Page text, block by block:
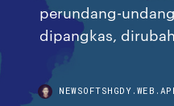
perundang-
dipangkas, dirubah